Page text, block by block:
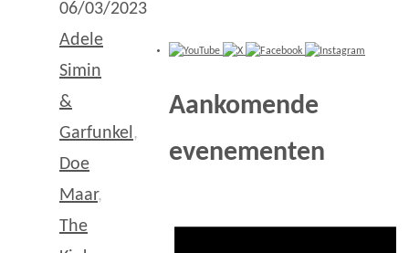
06/03/2023
Adele
Simin
&
Garfunkel,
Doe
Maar,
The
Aankomende
evenementen